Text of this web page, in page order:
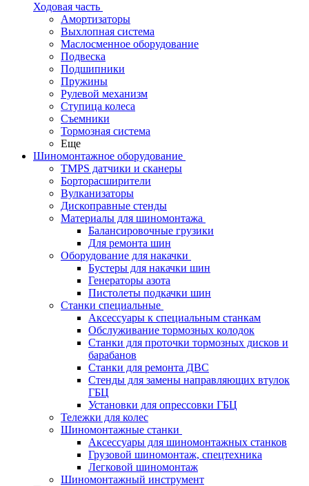
Ходовая часть
Амортизаторы
Выхлопная система
Маслосменное оборудование
Подвеска
Подшипники
Пружины
Рулевой механизм
Ступица колеса
Съемники
Тормозная система
Еще
Шиномонтажное оборудование
TMPS датчики и сканеры
Борторасширители
Вулканизаторы
Дископравные стенды
Материалы для шиномонтажа
Балансировочные грузики
Для ремонта шин
Оборудование для накачки
Бустеры для накачки шин
Генераторы азота
Пистолеты подкачки шин
Станки специальные
Аксессуары к специальным станкам
Обслуживание тормозных колодок
Станки для проточки тормозных дисков и
барабанов
Станки для ремонта ДВС
Стенды для замены направляющих втулок
ГБЦ
Установки для опрессовки ГБЦ
Тележки для колес
Шиномонтажные станки
Аксессуары для шиномонтажных станков
Грузовой шиномонтаж, спецтехника
Легковой шиномонтаж
Шиномонтажный инструмент